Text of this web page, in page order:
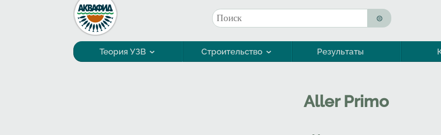
Перейти к основному содержанию
Форма поиска
Поиск
Теория УЗВ Строительство Результаты
Aller Primo